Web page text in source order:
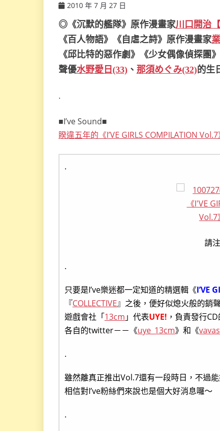
2010 年 7 月 27 日
◎《沉默的艦隊》原作漫畫家川口開治
《百人物語》《自虐之詩》原作漫畫家
《邱比特的惡作劇》《少女偶像偵探團
聲優水野愛日(33) 、 那須めぐみ(32)的生
.
■I’ve Sound■
睽違五年的《I’VE GIRLS COMPILATION
.
請
.
只要是I’ve樂迷都一定知道的精選輯《I’VE
『COLLECTIVE』之後，便好似熄火般的銷
遊戲會社「13cm 」代表UYE! ，負責發行
各自的twitter－－《uye_13cm》和《
.
雖然離真正推出Vol.7還有一段時日，不過
相信對I’ve粉絲們來說也是個大好消息囉～
.